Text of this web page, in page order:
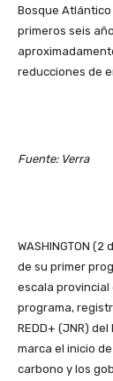
Bosque
primeros seis
reducciones de
Fuente: Verra
WASHINGTON
de su primer
escala provincial
programa,
REDD+ (JNR)
marca el inicio
carbono y los